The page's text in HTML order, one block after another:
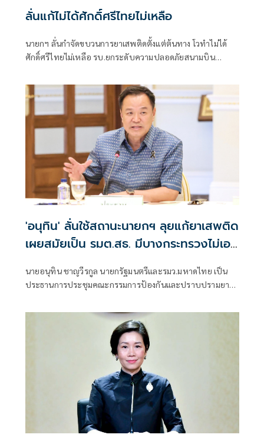
ลั่นแก้ไม่ได้ศักดิ์ศรีไทยไม่เหลือ
นายกฯ ลั่นกำจัดขบวนการยาเสพติดตั้งแต่ต้นทาง โวทำไม่ได้
ศักดิ์ศรีไทยไม่เหลือ รบ.ยกระดับความปลอดภัยสนามบิน
ขบวนการยัดไส้เฮโรอีนส่งนอก เผยตัวการใหญ่อยู่ฝั่งเพื่อนบ้าน
2 ราย
'อนุทิน' ลั่นใช้สถานะนายกฯ ลุยแก้ยาเสพติด
เผยสมัยเป็น รมต.สธ. มีบางกระทรวงไม่เอา
นายอนุทิน ชาญวีรกูล นายกรัฐมนตรีและรมว.มหาดไทย เป็น
ประธานการประชุมคณะกรรมการป้องกันและปราบปรามยา
รมว.ยุติธรรม นายจุลพันธ์ อมรวิวัฒน์ รมว.แรงงาน พล.ต.อ.กิตติ์
รัฐ พันธุ์เพ็ชร์ ผู้บัญชาการตำรวจแห่งชาติ (ผบ.ตร.)
พล.ต.ท.ภาณุมาศ บุญญลักษม์ ผู้บัญชาการสำนักงานตรวจคน